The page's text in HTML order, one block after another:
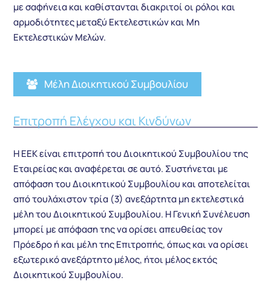
με σαφήνεια και καθίστανται διακριτοί οι ρόλοι και
αρμοδιότητες μεταξύ Εκτελεστικών και Μη
Εκτελεστικών Μελών.
Μέλη Διοικητικού Συμβουλίου
Επιτροπή Ελέγχου και Κινδύνων
Η ΕΕΚ είναι επιτροπή του Διοικητικού Συμβουλίου της
Εταιρείας και αναφέρεται σε αυτό. Συστήνεται με
απόφαση του Διοικητικού Συμβουλίου και αποτελείται
από τουλάχιστον τρία (3) ανεξάρτητα μη εκτελεστικά
μέλη του Διοικητικού Συμβουλίου. Η Γενική Συνέλευση
μπορεί με απόφαση της να ορίσει απευθείας τον
Πρόεδρο ή και μέλη της Επιτροπής, όπως και να ορίσει
εξωτερικό ανεξάρτητο μέλος, ήτοι μέλος εκτός
Διοικητικού Συμβουλίου.